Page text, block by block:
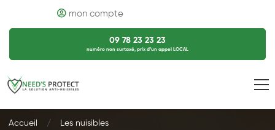
mon compte
09 78 23 23 23
numéro non surtaxé, prix d’un appel LOCAL
Accueil
Les nuisibles